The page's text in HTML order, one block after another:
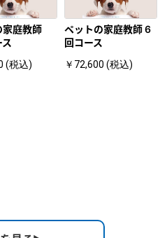
家庭教師
(税込)
ペットの家庭教師 6
回コース
￥72,600 (税込)